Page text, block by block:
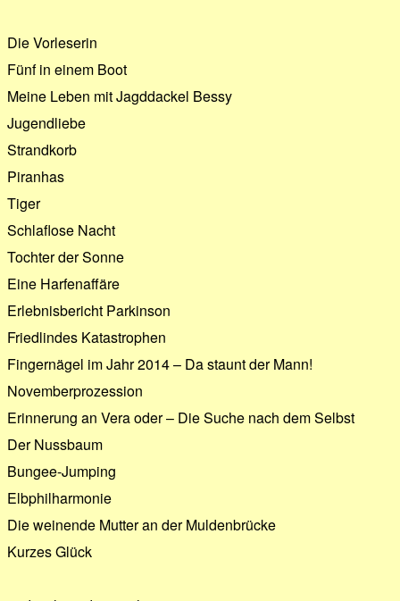
Die Vorleserin
Fünf in einem Boot
Meine Leben mit Jagddackel Bessy
Jugendliebe
Strandkorb
Piranhas
Tiger
Schlaﬂose Nacht
Tochter der Sonne
Eine Harfenaffäre
Erlebnisbericht Parkinson
Friedlindes Katastrophen
Fingernägel im Jahr 2014 – Da staunt der Mann!
Novemberprozession
Erinnerung an Vera oder – Die Suche nach dem Selbst
Der Nussbaum
Bungee-Jumping
Elbphilharmonie
Die weinende Mutter an der Muldenbrücke
Kurzes Glück